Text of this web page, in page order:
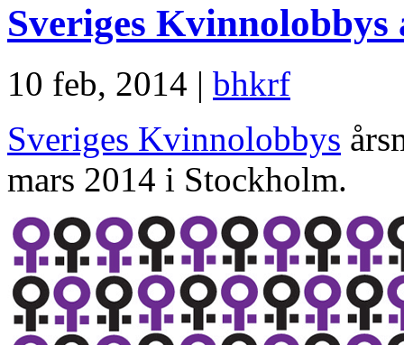
Sveriges Kvinnolobbys
10 feb, 2014 | bhkrf
Sveriges Kvinnolobbys
mars 2014 i Stockholm.